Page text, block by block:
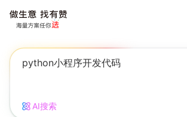
AI搜索